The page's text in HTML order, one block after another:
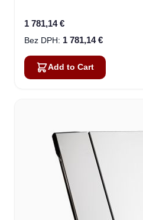
1 781,14 €
1 781,14 €
Add to Cart